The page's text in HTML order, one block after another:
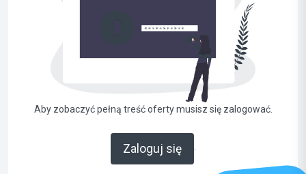
Aby zobaczyć pełną treść oferty musisz się zalogować.
Zaloguj się .